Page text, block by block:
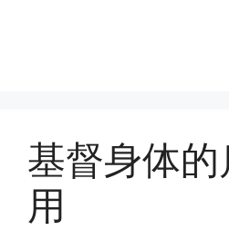
基督身体的
用